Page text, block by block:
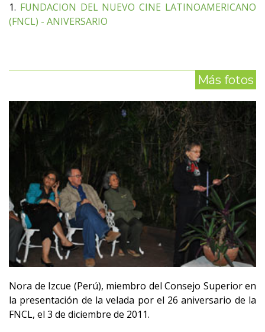
1. FUNDACION DEL NUEVO CINE LATINOAMERICANO
(FNCL) - ANIVERSARIO
Más fotos
Nora de Izcue (Perú), miembro del Consejo Superior en
la presentación de la velada por el 26 aniversario de la
FNCL, el 3 de diciembre de 2011.